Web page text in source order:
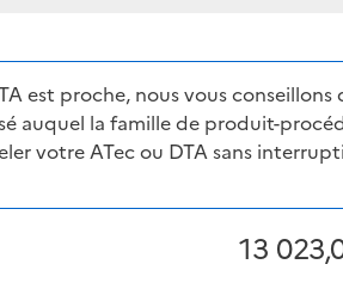
est proche, nous vous
auquel la famille de produit-
votre ATec ou DTA sans
13